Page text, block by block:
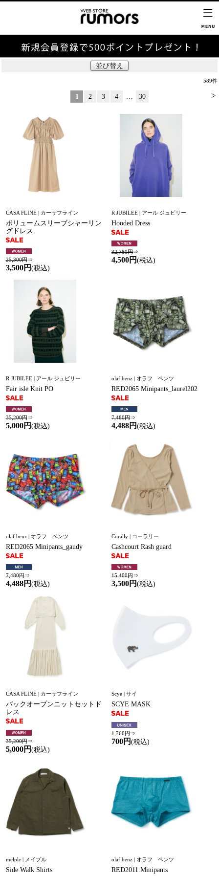
並び替え
589件
>
1 2 3 4 … 30
CASA FLINE | カーサフライン
ボリュームスリーブシャーリン
グドレス
25,300円⇒
3,500円 (税込)
R JUBILEE | アール ジュビリー
Hooded Dress
32,780円⇒
4,500円(税込)
R JUBILEE | アール ジュビリー
Fair isle Knit PO
35,200円⇒
5,000円 (税込)
olaf benz | オラフ ベンツ
RED2065 Minipants_laurel202
7,480円⇒
4,488円(税込)
olaf benz | オラフ ベンツ
RED2065 Minipants_gaudy
7,480円⇒
4,488円 (税込)
Corally | コーラリー
Cashcourt Rash guard
15,400円⇒
3,500円(税込)
CASA FLINE | カーサフライン
バックオープンニットセットド
レス
35,200円⇒
5,000円 (税込)
Scye | サイ
SCYE MASK
1,760円⇒
700円(税込)
melple | メイプル
Side Walk Shirts
olaf benz | オラフ ベンツ
RED2011:Minipants